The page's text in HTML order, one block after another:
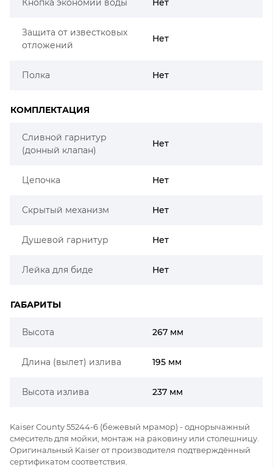
Защита от известковых
отложений
Нет
Полка Нет
КОМПЛЕКТАЦИЯ
Сливной гарнитур
(донный клапан)
Нет
Цепочка Нет
Скрытый механизм Нет
Душевой гарнитур Нет
Лейка для биде Нет
ГАБАРИТЫ
Высота 267 мм
Длина (вылет) излива 195 мм
Высота излива 237 мм
Kaiser County 55244-6 (бежевый мрамор) - однорычажный
смеситель для мойки, монтаж на раковину или столешницу.
Оригинальный Kaiser от производителя подтверждённый
сертификатом соответствия.